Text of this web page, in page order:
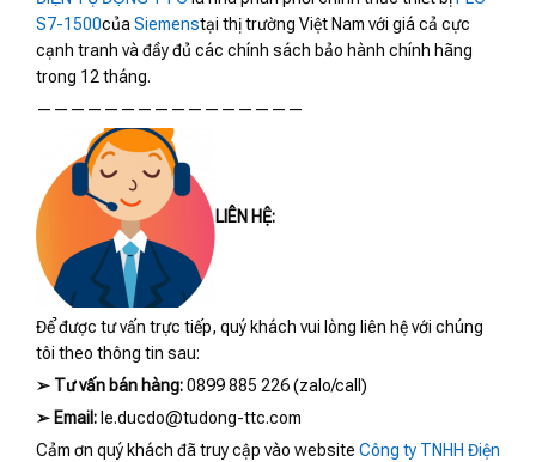
S7-1500củaSiemenstại thị trường Việt Nam với giá cả cực
cạnh tranh và đầy đủ các chính sách bảo hành chính hãng
trong 12 tháng.
————————————————
LIÊN HỆ:
Để được tư vấn trực tiếp, quý khách vui lòng liên hệ với chúng
tôi theo thông tin sau:
➢ Tư vấn bán hàng:0899 885 226 (zalo/call)
➢ Email: le.ducdo@tudong-ttc.com
Cảm ơn quý khách đã truy cập vào website Công ty TNHH Điện